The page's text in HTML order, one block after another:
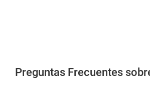
Preguntas Frecuentes